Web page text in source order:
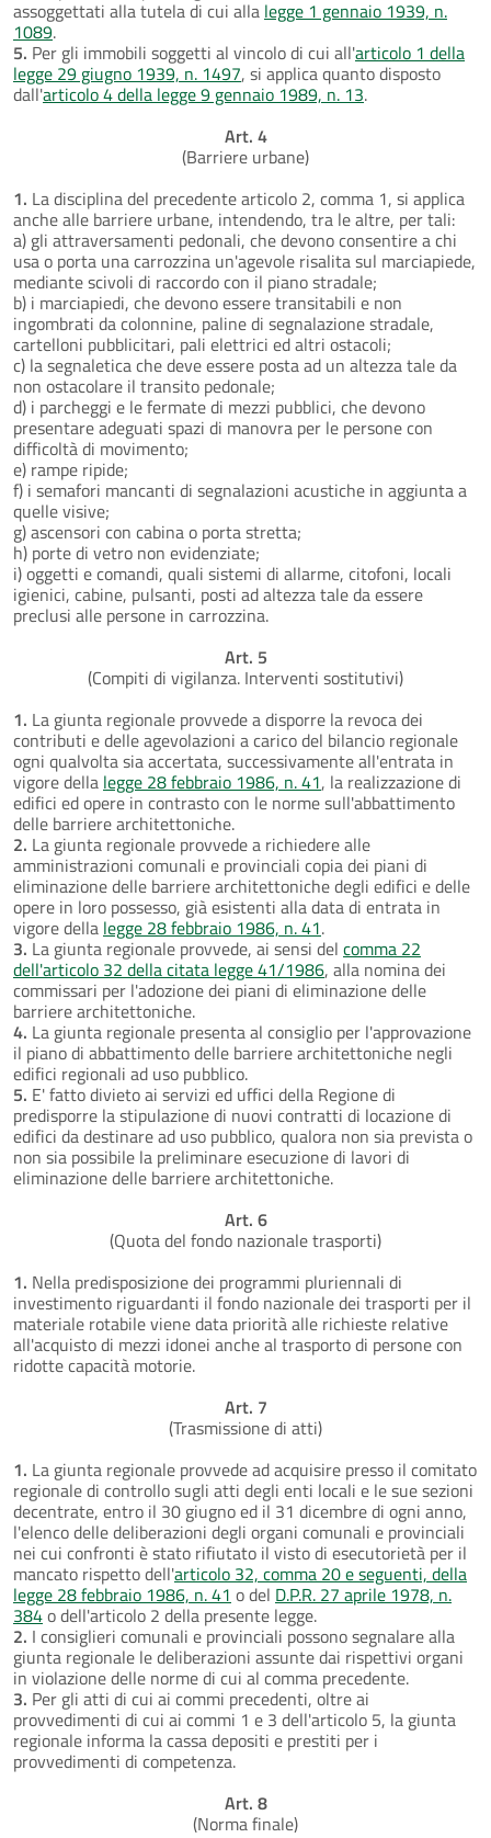
assoggettati alla tutela di cui alla legge 1 gennaio 1939, n.
1089.
5. Per gli immobili soggetti al vincolo di cui all'articolo 1 della
legge 29 giugno 1939, n. 1497, si applica quanto disposto
dall'articolo 4 della legge 9 gennaio 1989, n. 13.
Art. 4
(Barriere urbane)
1. La disciplina del precedente articolo 2, comma 1, si applica
anche alle barriere urbane, intendendo, tra le altre, per tali:
a) gli attraversamenti pedonali, che devono consentire a chi
usa o porta una carrozzina un'agevole risalita sul marciapiede,
mediante scivoli di raccordo con il piano stradale;
b) i marciapiedi, che devono essere transitabili e non
ingombrati da colonnine, paline di segnalazione stradale,
cartelloni pubblicitari, pali elettrici ed altri ostacoli;
c) la segnaletica che deve essere posta ad un altezza tale da
non ostacolare il transito pedonale;
d) i parcheggi e le fermate di mezzi pubblici, che devono
presentare adeguati spazi di manovra per le persone con
difficoltà di movimento;
e) rampe ripide;
f) i semafori mancanti di segnalazioni acustiche in aggiunta a
quelle visive;
g) ascensori con cabina o porta stretta;
h) porte di vetro non evidenziate;
i) oggetti e comandi, quali sistemi di allarme, citofoni, locali
igienici, cabine, pulsanti, posti ad altezza tale da essere
preclusi alle persone in carrozzina.
Art. 5
(Compiti di vigilanza. Interventi sostitutivi)
1. La giunta regionale provvede a disporre la revoca dei
contributi e delle agevolazioni a carico del bilancio regionale
ogni qualvolta sia accertata, successivamente all'entrata in
vigore della legge 28 febbraio 1986, n. 41, la realizzazione di
edifici ed opere in contrasto con le norme sull'abbattimento
delle barriere architettoniche.
2. La giunta regionale provvede a richiedere alle
amministrazioni comunali e provinciali copia dei piani di
eliminazione delle barriere architettoniche degli edifici e delle
opere in loro possesso, già esistenti alla data di entrata in
vigore della legge 28 febbraio 1986, n. 41.
3. La giunta regionale provvede, ai sensi del comma 22
dell'articolo 32 della citata legge 41/1986, alla nomina dei
commissari per l'adozione dei piani di eliminazione delle
barriere architettoniche.
4. La giunta regionale presenta al consiglio per l'approvazione
il piano di abbattimento delle barriere architettoniche negli
edifici regionali ad uso pubblico.
5. E' fatto divieto ai servizi ed uffici della Regione di
predisporre la stipulazione di nuovi contratti di locazione di
edifici da destinare ad uso pubblico, qualora non sia prevista o
non sia possibile la preliminare esecuzione di lavori di
eliminazione delle barriere architettoniche.
Art. 6
(Quota del fondo nazionale trasporti)
1. Nella predisposizione dei programmi pluriennali di
investimento riguardanti il fondo nazionale dei trasporti per il
materiale rotabile viene data priorità alle richieste relative
all'acquisto di mezzi idonei anche al trasporto di persone con
ridotte capacità motorie.
Art. 7
(Trasmissione di atti)
1. La giunta regionale provvede ad acquisire presso il comitato
regionale di controllo sugli atti degli enti locali e le sue sezioni
decentrate, entro il 30 giugno ed il 31 dicembre di ogni anno,
l'elenco delle deliberazioni degli organi comunali e provinciali
nei cui confronti è stato rifiutato il visto di esecutorietà per il
mancato rispetto dell'articolo 32, comma 20 e seguenti, della
legge 28 febbraio 1986, n. 41 o del D.P.R. 27 aprile 1978, n.
384o dell'articolo 2 della presente legge.
2. I consiglieri comunali e provinciali possono segnalare alla
giunta regionale le deliberazioni assunte dai rispettivi organi
in violazione delle norme di cui al comma precedente.
3. Per gli atti di cui ai commi precedenti, oltre ai
provvedimenti di cui ai commi 1 e 3 dell'articolo 5, la giunta
regionale informa la cassa depositi e prestiti per i
provvedimenti di competenza.
Art. 8
(Norma finale)